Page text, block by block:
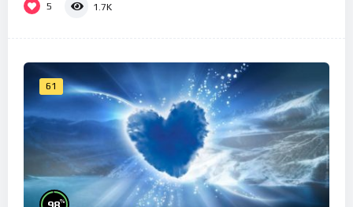
5 1.7K
61
98%